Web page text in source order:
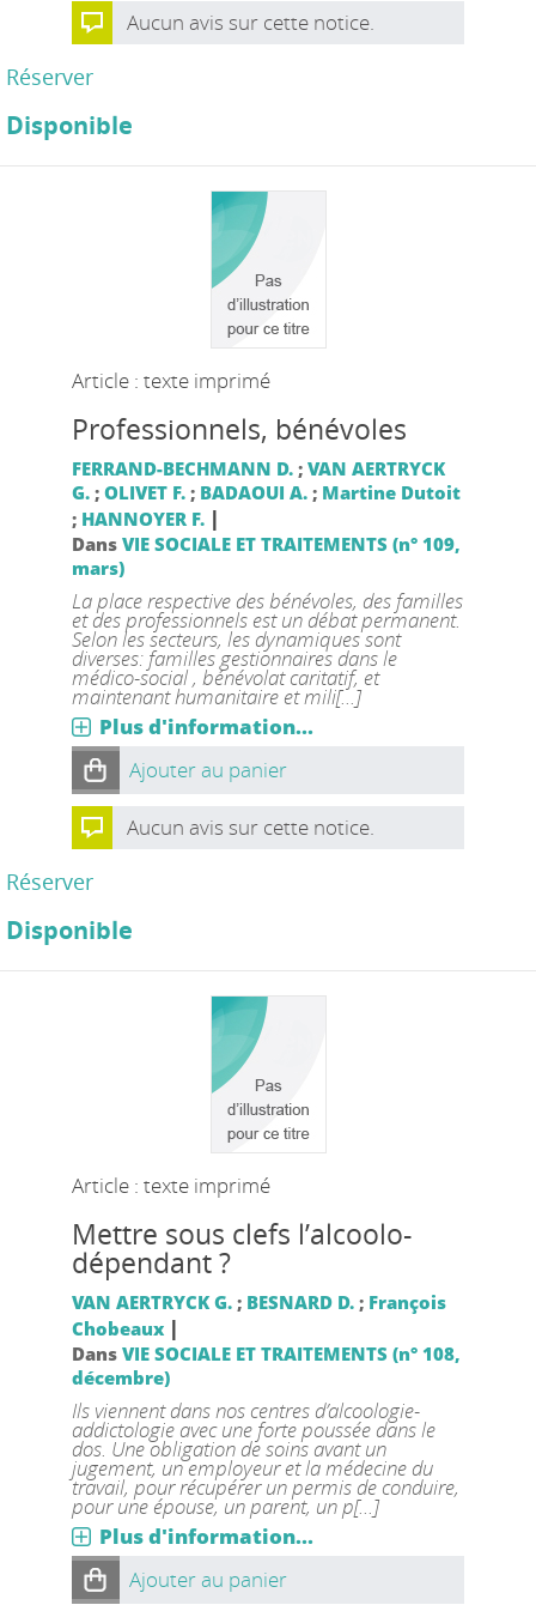
Aucun avis sur cette notice.
Réserver
Disponible
Article : texte imprimé
Professionnels, bénévoles
FERRAND-BECHMANN D.; VAN AERTRYCK
G.; OLIVET F.; BADAOUI A.; Martine Dutoit
; HANNOYER F. |
Dans VIE SOCIALE ET TRAITEMENTS (n° 109,
mars)
La place respective des bénévoles, des familles
et des professionnels est un débat permanent.
Selon les secteurs, les dynamiques sont
diverses: familles gestionnaires dans le
médico-social , bénévolat caritatif, et
maintenant humanitaire et mili[...]
Plus d'information...
Ajouter au panier
Aucun avis sur cette notice.
Réserver
Disponible
Article : texte imprimé
Mettre sous clefs l’alcoolo-
dépendant ?
VAN AERTRYCK G.; BESNARD D.; François
Chobeaux |
Dans VIE SOCIALE ET TRAITEMENTS (n° 108,
décembre)
Ils viennent dans nos centres d’alcoologie-
addictologie avec une forte poussée dans le
dos. Une obligation de soins avant un
jugement, un employeur et la médecine du
travail, pour récupérer un permis de conduire,
pour une épouse, un parent, un p[...]
Plus d'information...
Ajouter au panier